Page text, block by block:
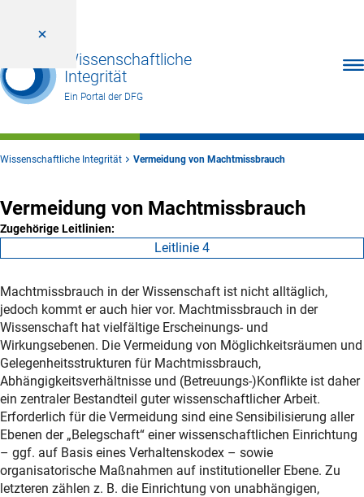
Wissenschaftliche
Integrität
Ein Portal der DFG
Wissenschaftliche Integrität Vermeidung von Machtmissbrauch
Vermeidung von Machtmissbrauch
Zugehörige Leitlinien:
Leitlinie 4
Machtmissbrauch in der Wissenschaft ist nicht alltäglich,
jedoch kommt er auch hier vor. Machtmissbrauch in der
Wissenschaft hat vielfältige Erscheinungs- und
Wirkungsebenen. Die Vermeidung von Möglichkeitsräumen und
Gelegenheitsstrukturen für Machtmissbrauch,
Abhängigkeitsverhältnisse und (Betreuungs-)Konflikte ist daher
ein zentraler Bestandteil guter wissenschaftlicher Arbeit.
Erforderlich für die Vermeidung sind eine Sensibilisierung aller
Ebenen der „Belegschaft“ einer wissenschaftlichen Einrichtung
– ggf. auf Basis eines Verhaltenskodex – sowie
organisatorische Maßnahmen auf institutioneller Ebene. Zu
letzteren zählen z. B. die Einrichtung von unabhängigen,